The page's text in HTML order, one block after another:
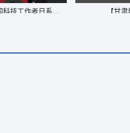
【甘肃新闻】“点石成金”的王爱勤